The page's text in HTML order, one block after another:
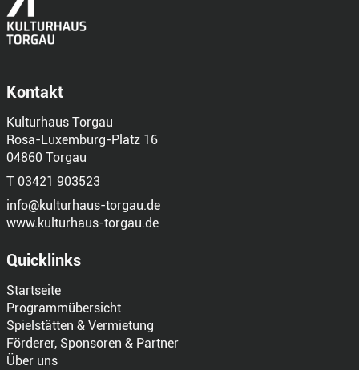
Kontakt
Kulturhaus Torgau
Rosa-Luxemburg-Platz 16
04860 Torgau
T 03421 903523
info@kulturhaus-torgau.de
www.kulturhaus-torgau.de
Quicklinks
Startseite
Programmübersicht
Spielstätten & Vermietung
Förderer, Sponsoren & Partner
Über uns